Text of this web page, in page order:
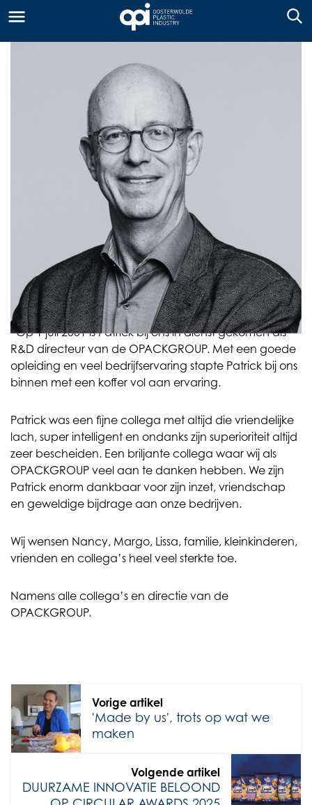
IN MEMORIAM –
PATRICK
VERSCHAEREN
Afgelopen vrijdag 21 maart is Patrick
Verschaeren op veel te jonge leeftijd
overleden. Directeur en eigenaar van de
OPACKGROUP Joan Hanegraaf herinnert hem
als een goede vriend en loyale collega.
“Op 1 juli 2001 is Patrick bij ons in dienst gekomen als
R&D directeur van de OPACKGROUP. Met een goede
opleiding en veel bedrijfservaring stapte Patrick bij ons
binnen met een koffer vol aan ervaring.
Patrick was een fijne collega met altijd die vriendelijke
lach, super intelligent en ondanks zijn superioriteit altijd
zeer bescheiden. Een briljante collega waar wij als
OPACKGROUP veel aan te danken hebben. We zijn
Patrick enorm dankbaar voor zijn inzet, vriendschap
en geweldige bijdrage aan onze bedrijven.
Wij wensen Nancy, Margo, Lissa, familie, kleinkinderen,
vrienden en collega’s heel veel sterkte toe.
Namens alle collega’s en directie van de
OPACKGROUP.
Vorige artikel
'Made by us', trots op wat we
maken
Volgende artikel
DUURZAME INNOVATIE BELOOND